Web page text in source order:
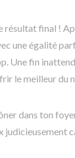
final !
une égalité
Une fin
le meilleur du
dans ton